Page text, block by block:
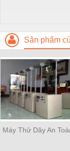
Sản phẩm
Máy Thử Dây An